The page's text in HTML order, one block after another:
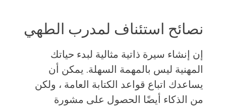
نصائح استئناف لمدرب الطهي
إن إنشاء سيرة ذاتية مثالية لبدء حياتك
المهنية ليس بالمهمة السهلة. يمكن أن
يساعدك اتباع قواعد الكتابة العامة ، ولكن
من الذكاء أيضًا الحصول على مشورة